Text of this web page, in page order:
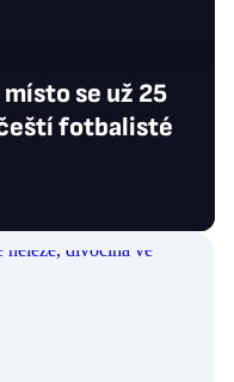
se už 25
fotbalisté